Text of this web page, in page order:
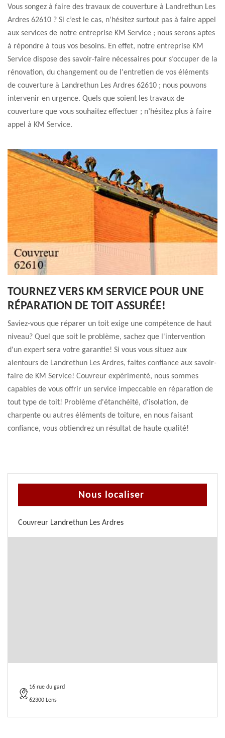
Vous songez à faire des travaux de couverture à Landrethun Les
Ardres 62610 ? Si c’est le cas, n’hésitez surtout pas à faire appel
aux services de notre entreprise KM Service ; nous serons aptes
à répondre à tous vos besoins. En effet, notre entreprise KM
Service dispose des savoir-faire nécessaires pour s’occuper de la
rénovation, du changement ou de l'entretien de vos éléments
de couverture à Landrethun Les Ardres 62610 ; nous pouvons
intervenir en urgence. Quels que soient les travaux de
couverture que vous souhaitez effectuer ; n’hésitez plus à faire
appel à KM Service.
TOURNEZ VERS KM SERVICE POUR UNE
RÉPARATION DE TOIT ASSURÉE!
Saviez-vous que réparer un toit exige une compétence de haut
niveau? Quel que soit le problème, sachez que l'intervention
d'un expert sera votre garantie! Si vous vous situez aux
alentours de Landrethun Les Ardres, faites confiance aux savoir-
faire de KM Service! Couvreur expérimenté, nous sommes
capables de vous offrir un service impeccable en réparation de
tout type de toit! Problème d'étanchéité, d'isolation, de
charpente ou autres éléments de toiture, en nous faisant
confiance, vous obtiendrez un résultat de haute qualité!
Nous localiser
Couvreur Landrethun Les Ardres
16 rue du gard
62300 Lens